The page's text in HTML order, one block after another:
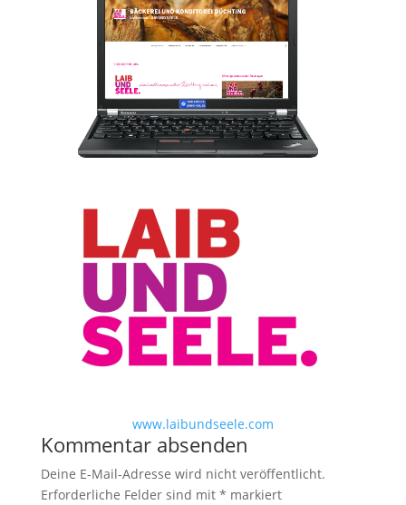
www.laibundseele.com
Kommentar absenden
Deine E-Mail-Adresse wird nicht veröffentlicht.
Erforderliche Felder sind mit * markiert